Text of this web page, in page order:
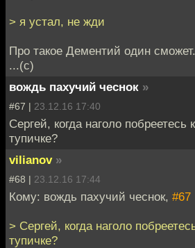
> я устал, не жди
Про такое Дементий один
...(с)
вождь пахучий чеснок »
#67 | 23.12.16 17:40
Сергей, когда наголо побреетесь
тупичке?
vilianov »
#68 | 23.12.16 17:44
Кому: вождь пахучий чеснок, #67
> Сергей, когда наголо
тупичке?